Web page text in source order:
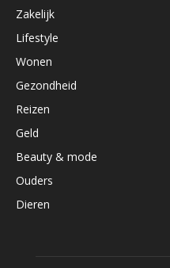
Zakelijk
Lifestyle
Wonen
Gezondheid
Reizen
Geld
Beauty & mode
Ouders
Dieren